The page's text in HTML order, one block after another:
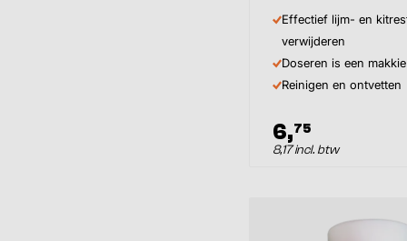
Effectief lijm- en
verwijderen
Doseren is een makkie
Reinigen en ontvetten
6,75
8,17 incl. btw